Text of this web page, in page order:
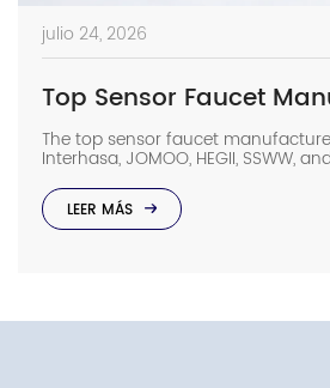
julio 24, 2026
The top sensor faucet
Interhasa, JOMOO, HEGII, SSWW,
capabilities, OEM/ODM support,
project experience. They provide
hotels, hospitals, airports, offices,
LEER MÁS